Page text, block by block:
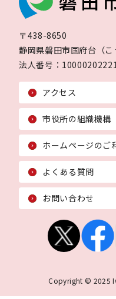
〒438-8650
静岡県磐田市国府台（
法人番号：
アクセス
市役所の組織機構
ホームページのご
よくある質問
お問い合わせ
Copyright © 2025